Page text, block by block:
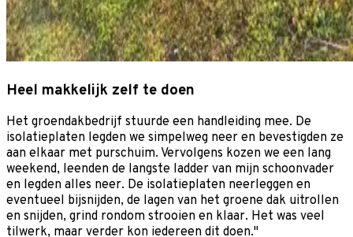
Heel makkelijk zelf te doen
Het groendakbedrijf stuurde een handleiding mee. De
isolatieplaten legden we simpelweg neer en bevestigden ze
aan elkaar met purschuim. Vervolgens kozen we een lang
weekend, leenden de langste ladder van mijn schoonvader
en legden alles neer. De isolatieplaten neerleggen en
eventueel bijsnijden, de lagen van het groene dak uitrollen
en snijden, grind rondom strooien en klaar. Het was veel
tilwerk, maar verder kon iedereen dit doen."